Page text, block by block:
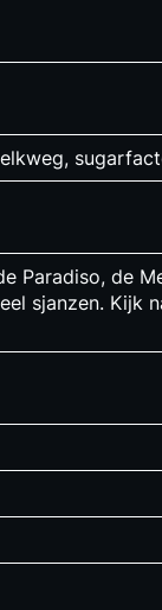
Paradiso, de
sjanzen. Kijk